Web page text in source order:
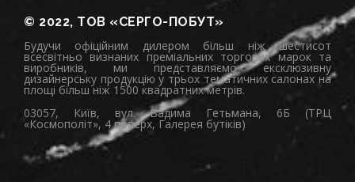
© 2022, ТОВ «СЕРГО-ПОБУТ»
Будучи офіційним дилером більш ніж шестисот
всесвітньо визнаних преміальних торгових марок та
виробників, ми представляємо ексклюзивну
дизайнерську продукцію у трьох тематичних салонах на
площі більш ніж 1500 квадратних метрів.
03057, Київ, вул. Вадима Гетьмана, 6Б (ТРЦ
«Космополіт», 4 поверх, Галерея бутіків)